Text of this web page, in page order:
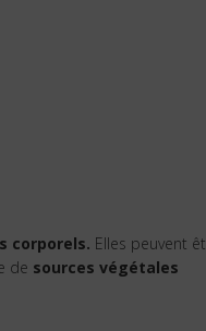
corporels. Elles peuvent
de sources végétales